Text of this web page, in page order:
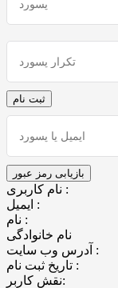
نام کاربری :
ایمیل :
نام :
نام خانوادگی
آدرس وب سایت :
تاریخ ثبت نام :
نقش کاربر: